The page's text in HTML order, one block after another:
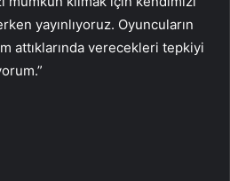
yayınlıyoruz. Oyuncuların
attıklarında verecekleri tepkiyi